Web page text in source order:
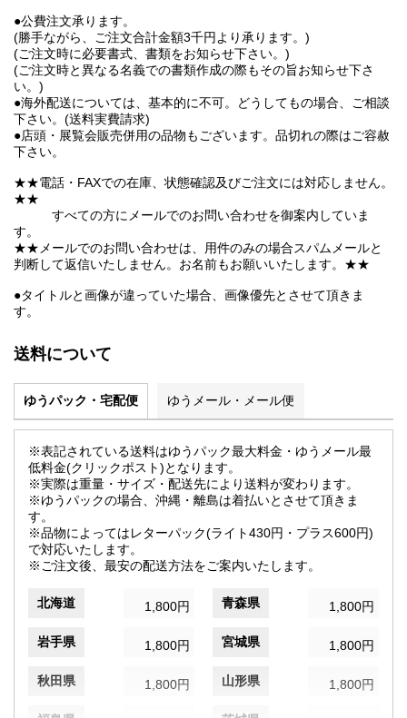
●公費注文承ります。
(勝手ながら、ご注文合計金額3千円より承ります。)
(ご注文時に必要書式、書類をお知らせ下さい。)
(ご注文時と異なる名義での書類作成の際もその旨お知らせ下さ
い。)
●海外配送については、基本的に不可。どうしてもの場合、ご相談
下さい。(送料実費請求)
●店頭・展覧会販売併用の品物もございます。品切れの際はご容赦
下さい。
★★電話・FAXでの在庫、状態確認及びご注文には対応しません。
★★
すべての方にメールでのお問い合わせを御案内していま
す。
★★メールでのお問い合わせは、用件のみの場合スパムメールと
判断して返信いたしません。お名前もお願いいたします。★★
●タイトルと画像が違っていた場合、画像優先とさせて頂きま
す。
送料について
ゆうパック・宅配便 ゆうメール・メール便
※表記されている送料はゆうパック最大料金・ゆうメール最
低料金(クリックポスト)となります。
※実際は重量・サイズ・配送先により送料が変わります。
※ゆうパックの場合、沖縄・離島は着払いとさせて頂きま
す。
※品物によってはレターパック(ライト430円・プラス600円)
で対応いたします。
※ご注文後、最安の配送方法をご案内いたします。
北海道 1,800円 青森県 1,800円
岩手県 1,800円 宮城県 1,800円
秋田県 1,800円 山形県 1,800円